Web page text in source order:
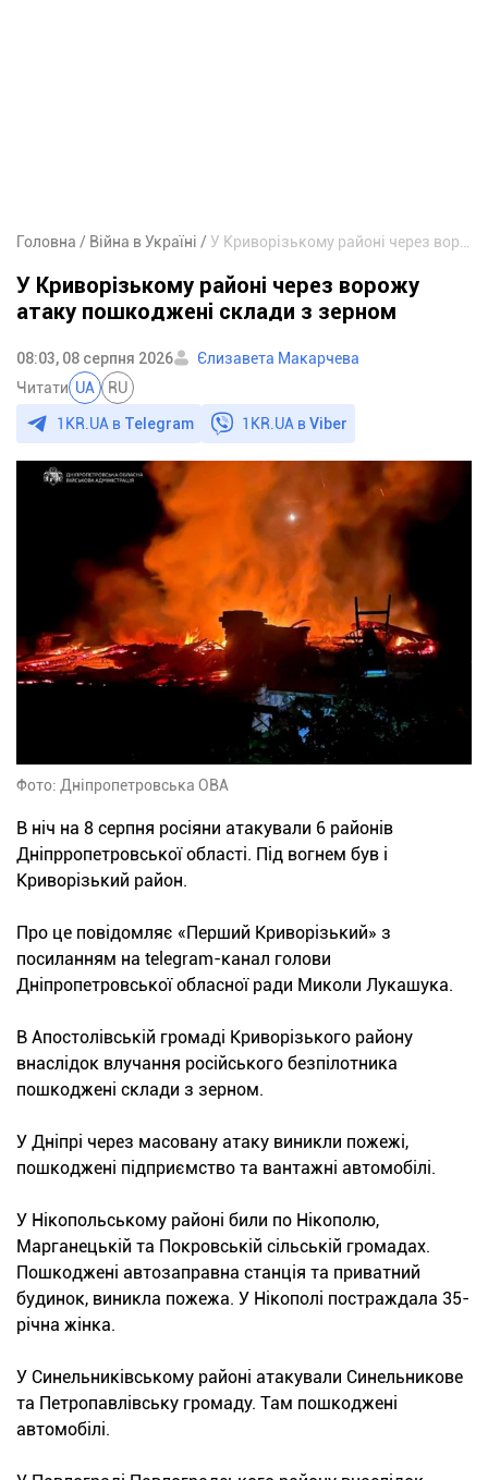
Головна Війна в Україні
У Криворізькому районі через ворожу
атаку пошкоджені склади з зерном
08:03, 08 серпня 2026
Єлизавета Макарчева
Читати UA RU
1KR.UA в Telegram 1KR.UA вViber
Фото: Дніпропетровська ОВА
В ніч на 8 серпня росіяни атакували 6 районів
Дніпрропетровської області. Під вогнем був і
Криворізький район.
Про це повідомляє «Перший Криворізький» з
посиланням на telegram-канал голови
Дніпропетровської обласної ради Миколи Лукашука.
В Апостолівській громаді Криворізького району
внаслідок влучання російського безпілотника
пошкоджені склади з зерном.
У Дніпрі через масовану атаку виникли пожежі,
пошкоджені підприємство та вантажні автомобілі.
У Нікопольському районі били по Нікополю,
Марганецькій та Покровській сільській громадах.
Пошкоджені автозаправна станція та приватний
будинок, виникла пожежа. У Нікополі постраждала 35-
річна жінка.
У Синельниківському районі атакували Синельникове
та Петропавлівську громаду. Там пошкоджені
автомобілі.